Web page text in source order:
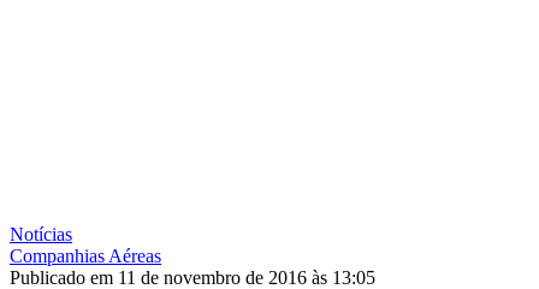
Notícias
Companhias Aéreas
Publicado em 11 de novembro de 2016 às 13:05